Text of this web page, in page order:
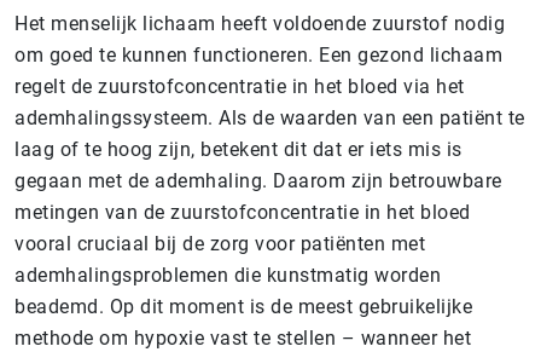
Het menselijk lichaam heeft voldoende zuurstof nodig
om goed te kunnen functioneren. Een gezond lichaam
regelt de zuurstofconcentratie in het bloed via het
ademhalingssysteem. Als de waarden van een patiënt te
laag of te hoog zijn, betekent dit dat er iets mis is
gegaan met de ademhaling. Daarom zijn betrouwbare
metingen van de zuurstofconcentratie in het bloed
vooral cruciaal bij de zorg voor patiënten met
ademhalingsproblemen die kunstmatig worden
beademd. Op dit moment is de meest gebruikelijke
methode om hypoxie vast te stellen – wanneer het